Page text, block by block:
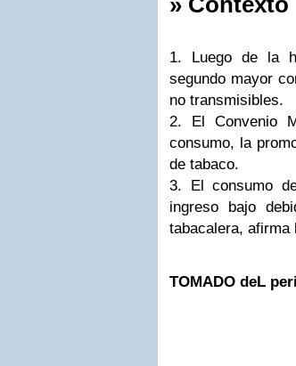
1. Luego de la
segundo mayor
no transmisibles.
2. El Convenio
consumo, la
de tabaco.
3. El consumo
ingreso bajo
tabacalera, afirma
TOMADO deL